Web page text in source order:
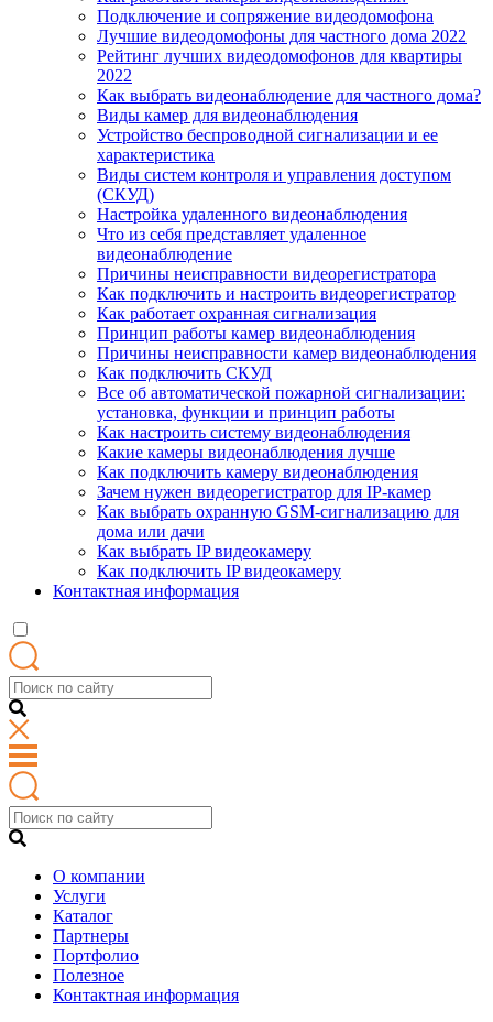
Подключение и сопряжение видеодомофона
Лучшие видеодомофоны для частного дома 2022
Рейтинг лучших видеодомофонов для квартиры
2022
Как выбрать видеонаблюдение для частного дома?
Виды камер для видеонаблюдения
Устройство беспроводной сигнализации и ее
характеристика
Виды систем контроля и управления доступом
(СКУД)
Настройка удаленного видеонаблюдения
Что из себя представляет удаленное
видеонаблюдение
Причины неисправности видеорегистратора
Как подключить и настроить видеорегистратор
Как работает охранная сигнализация
Принцип работы камер видеонаблюдения
Причины неисправности камер видеонаблюдения
Как подключить СКУД
Все об автоматической пожарной сигнализации:
установка, функции и принцип работы
Как настроить систему видеонаблюдения
Какие камеры видеонаблюдения лучше
Как подключить камеру видеонаблюдения
Зачем нужен видеорегистратор для IP-камер
Как выбрать охранную GSM-сигнализацию для
дома или дачи
Как выбрать IP видеокамеру
Как подключить IP видеокамеру
Контактная информация
О компании
Услуги
Каталог
Партнеры
Портфолио
Полезное
Контактная информация